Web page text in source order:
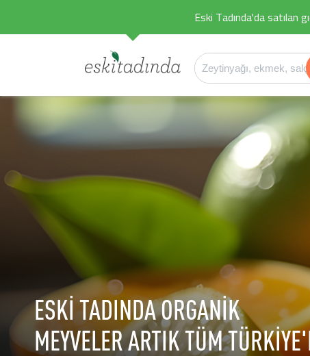
Eski Tadında'da satılan
ESKİ TADINDA ORGANİK
MEYVELER ARTIK TÜM